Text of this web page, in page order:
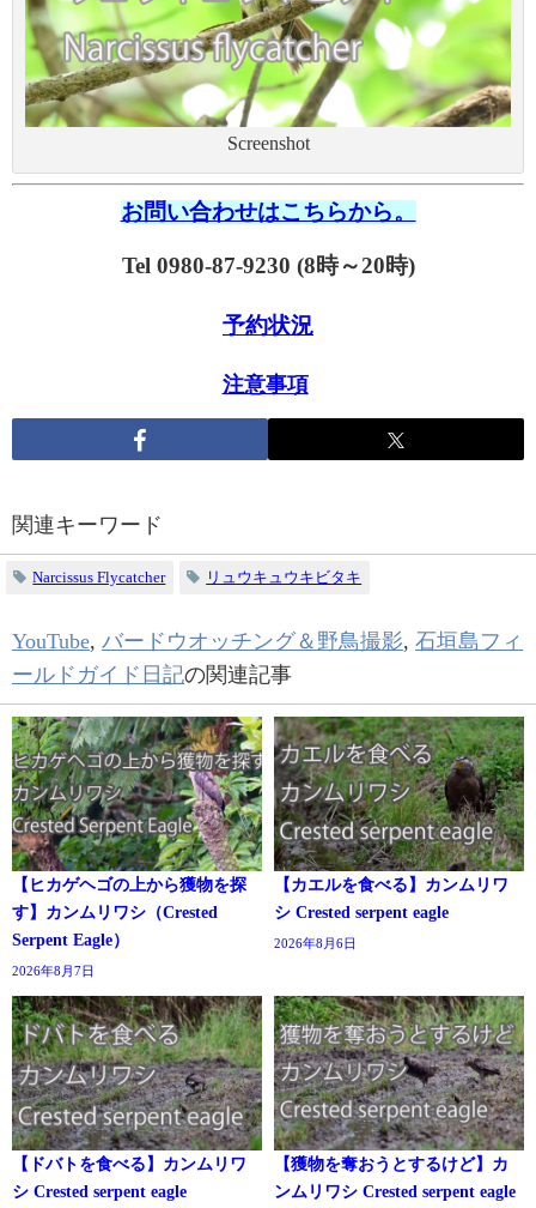
Screenshot
お問い合わせはこちらから。
Tel 0980-87-9230 (8時～20時)
予約状況
注意事項
関連キーワード
Narcissus Flycatcher リュウキュウキビタキ
YouTube, バードウオッチング＆野鳥撮影, 石垣島フィ
ールドガイド日記の関連記事
【ヒカゲヘゴの上から獲物を探
す】カンムリワシ（Crested
Serpent Eagle）
2026年8月7日
【カエルを食べる】カンムリワ
シ Crested serpent eagle
2026年8月6日
【ドバトを食べる】カンムリワ
シ Crested serpent eagle
【獲物を奪おうとするけど】カ
ンムリワシ Crested serpent eagle